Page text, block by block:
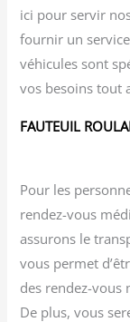
ici pour servir
fournir un
véhicules sont
vos besoins tout
FAUTEUIL
Pour les
rendez-vous
assurons le
vous permet
des rendez-vous
De plus, vous